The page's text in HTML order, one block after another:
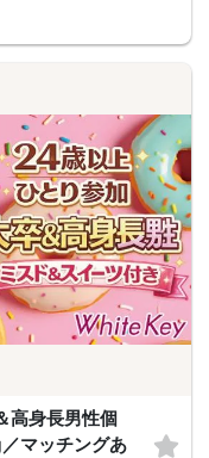
高身長男性個
マッチングあ